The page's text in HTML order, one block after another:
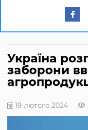
Україна
заборони
19 лютого 2024